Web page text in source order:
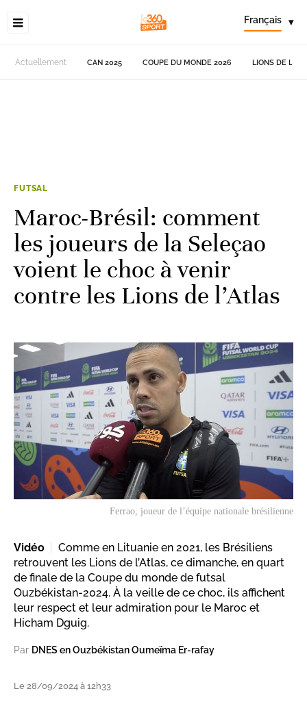
Français ▾
Actuellement CAN 2025 COUPE DU MONDE 2026 LIONS DE
FUTSAL
Maroc-Brésil: comment
les joueurs de la Seleçao
voient le choc à venir
contre les Lions de l’Atlas
Ferrao, joueur de l’équipe nationale brésilienne
Vidéo
Comme en Lituanie en 2021, les Brésiliens
retrouvent les Lions de l’Atlas, ce dimanche, en quart
de finale de la Coupe du monde de futsal
Ouzbékistan-2024. À la veille de ce choc, ils affichent
leur respect et leur admiration pour le Maroc et
Hicham Dguig.
Par DNES en Ouzbékistan Oumeïma Er-rafay
Le 28/09/2024 à 12h33